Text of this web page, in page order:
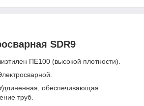
SDR9
ПЕ100 (высокой плотности).
обеспечивающая
труб.